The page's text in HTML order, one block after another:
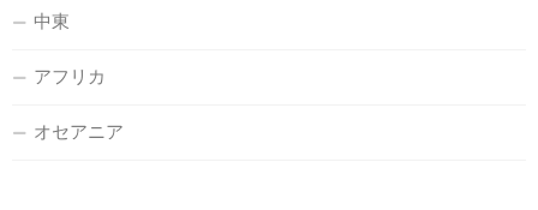
中東
アフリカ
オセアニア